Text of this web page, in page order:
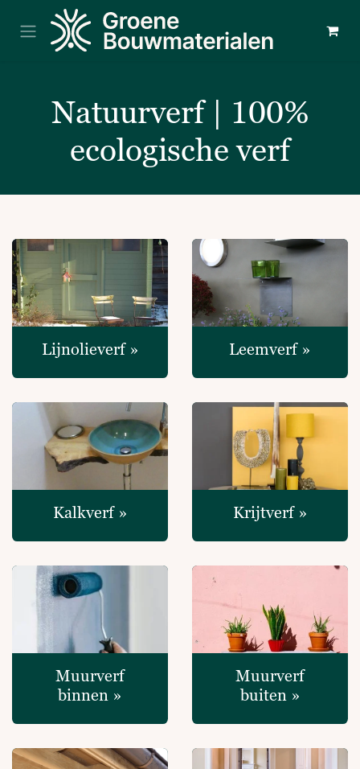
Overslaan naar inhoud
Natuurverf | 100%
ecologische verf
Lijnolieverf » Leemverf​ »
Kalkverf » Krijtverf »
Muurverf
binnen »
Muurverf
buiten »